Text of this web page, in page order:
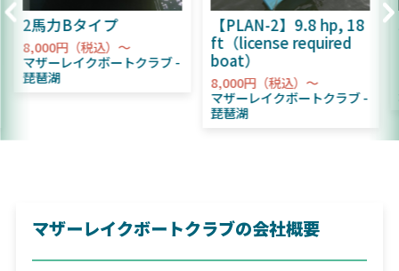
2馬力Bタイプ
8,000円（税込）～
マザーレイクボートクラブ
琵琶湖
【PLAN-2】9.8 hp, 18
ft（license required
boat）
8,000円（税込）～
マザーレイクボートクラブ
琵琶湖
マザーレイクボートクラブの会社概要